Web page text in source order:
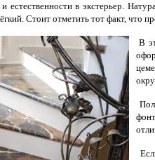
естественности в экстерьер.
Стоит отметить тот факт, что
В